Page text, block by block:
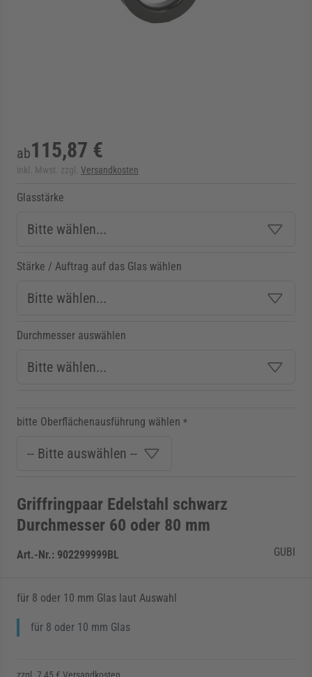
für Kategorie Zargen anzeigen
ab115,87 €
inkl. Mwst. zzgl. Versandkosten
Glasstärke
Stärke / Auftrag auf das Glas wählen
Durchmesser auswählen
bitte Oberflächenausführung wählen *
Griffringpaar Edelstahl schwarz
Durchmesser 60 oder 80 mm
Art.-Nr.: 902299999BL GUBI
für 8 oder 10 mm Glas laut Auswahl
für 8 oder 10 mm Glas